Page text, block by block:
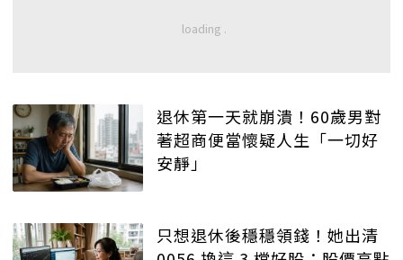
退休第一天就崩潰！60歲男對
著超商便當懷疑人生「一切好
安靜」
只想退休後穩穩領錢！她出清